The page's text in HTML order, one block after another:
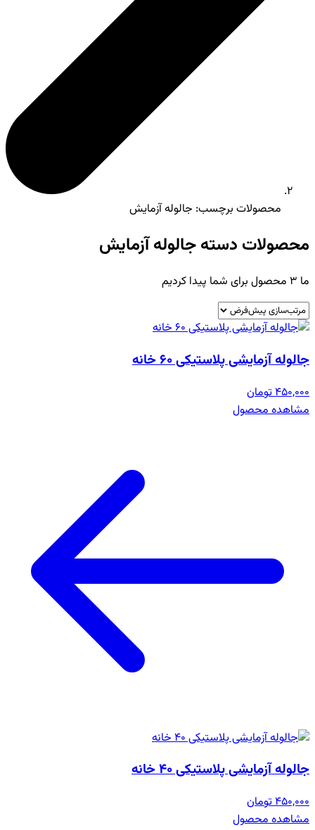
محصولات برچسب: جالوله آزمایش
محصولات دسته جالوله آزمایش
ما 3 محصول برای شما پیدا کردیم
جالوله آزمایشی پلاستیکی 60 خانه
450,000 تومان
مشاهده محصول
جالوله آزمایشی پلاستیکی 40 خانه
450,000 تومان
مشاهده محصول